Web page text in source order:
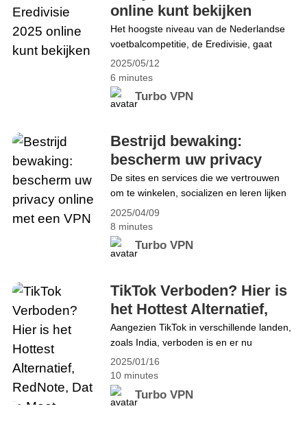
Continue reading Moenie die AFCON
2025-finaal misloop nie! Kyk regstreeks
van oral met Turbo VPN
2025/05/12
6 minutes
Turbo VPN
online kunt bekijken
Het hoogste niveau van de Nederlandse
voetbalcompetitie, de Eredivisie, gaat
bijna van start. De 34e, tevens
finaleronde, begint op 18 mei om 14:30
uur. Ben je geïnteresseerd in
voetbalwedstrijden? Dan mag je de
Eredivisie? De Eredivisie is een
professionele voetbalcompetitie in
Nederland en het hoogste niveau van de
Nederlandse&hellip; Continue reading
Hoe je de Eredivisie 2025 online kunt
bekijken
2025/04/09
8 minutes
Turbo VPN
Bestrijd bewaking:
bescherm uw privacy
online met een VPN
De sites en services die we vertrouwen
om te winkelen, socializen en leren lijken
tools voor surveillance te zijn. Onlangs
heeft een nieuw onderzoek door 404
Media onthuld dat ShadowDragon, een
Amerikaanse overheidscontractant,
en services zoals Etsy, Reddit, Tinder en
Duolingo misbruikt om
massasurveillanceprogramma&#8217;s
voor Amerikaanse overheidsinstanties
zoals Immigration and&hellip; Continue
reading Bestrijd bewaking: bescherm uw
privacy online met een VPN
2025/01/16
10 minutes
Turbo VPN
TikTok Verboden? Hier is
het Hottest Alternatief,
RedNote, Dat je Moet
Kennen
Aangezien TikTok in verschillende landen,
zoals India, verboden is en er nu
controverses zijn over een mogelijk
TikTok-verbod in de Verenigde Staten,
wenden steeds meer gebruikers zich tot
alternatieve apps om hun inhoud te delen,